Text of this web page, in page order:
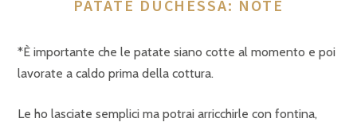
PATATE DUCHESSA: NOTE
*È importante che le patate siano cotte al momento e poi
lavorate a caldo prima della cottura.
Le ho lasciate semplici ma potrai arricchirle con fontina,